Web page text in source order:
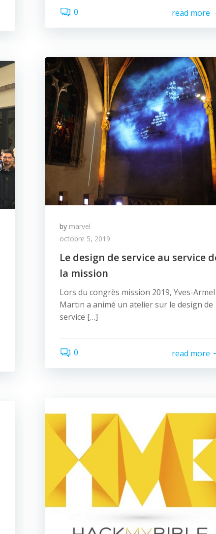
0 read more
by marvel
octobre 5, 2019
Le design de service au service
la mission
Lors du congrès mission 2019, Yves-Armel
Martin a animé un atelier sur le design de
service […]
0 read more